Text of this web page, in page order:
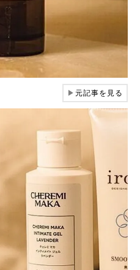
▶元記事を見る